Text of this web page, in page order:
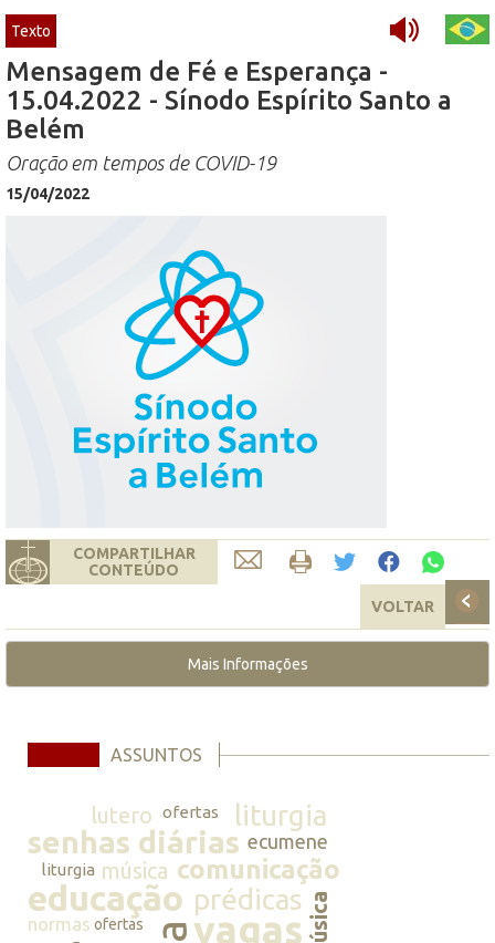
Texto
Mensagem de Fé e Esperança -
15.04.2022 - Sínodo Espírito Santo a
Belém
Oração em tempos de COVID-19
15/04/2022
COMPARTILHAR
CONTEÚDO
VOLTAR
Mais Informações
ASSUNTOS
lutero ofertas liturgia
senhas diárias ecumene
liturgia música comunicação
educação prédicasmúsica
normas ofertas vagas